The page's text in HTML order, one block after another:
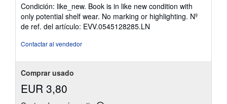
vendedor:
5
de
Condición: like_new. Book is in like new condition with
only potential shelf wear. No marking or highlighting. Nº
de ref. del artículo: EVV.0545128285.LN
Contactar al vendedor
Comprar usado
EUR 3,80